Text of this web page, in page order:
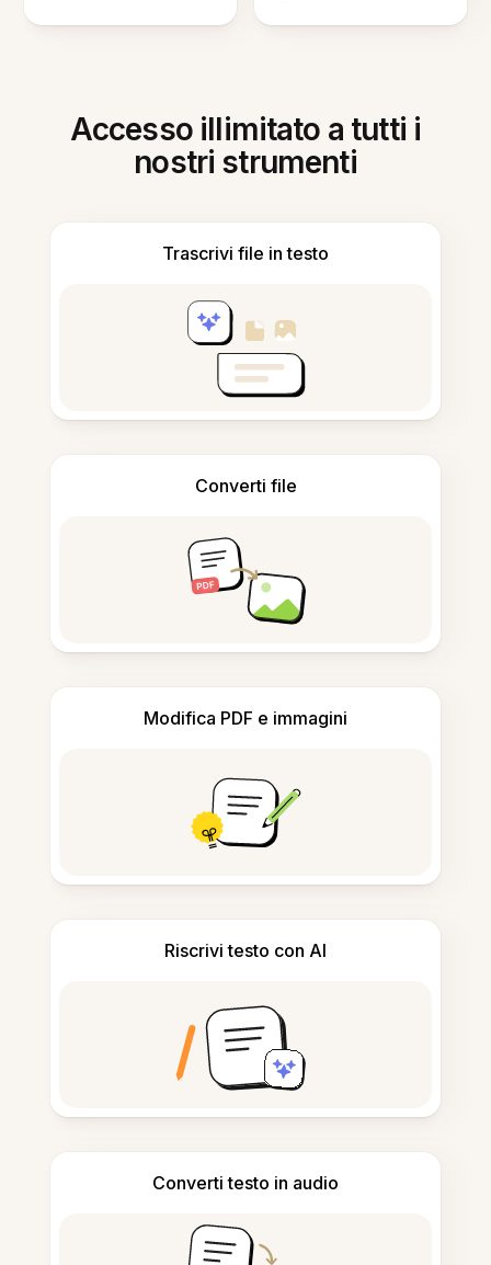
Accesso illimitato a tutti i
nostri strumenti
Trascrivi file in testo
Converti file
Modifica PDF e immagini
Riscrivi testo con AI
Converti testo in audio